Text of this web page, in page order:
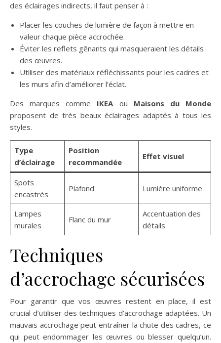
des éclairages indirects, il faut penser à :
Placer les couches de lumière de façon à mettre en
valeur chaque pièce accrochée.
Éviter les reflets gênants qui masqueraient les détails
des œuvres.
Utiliser des matériaux réfléchissants pour les cadres et
les murs afin d’améliorer l’éclat.
Des marques comme IKEAou Maisons du Monde
proposent de très beaux éclairages adaptés à tous les
styles.
Type
d’éclairage
Position
recommandée
Effet visuel
Spots
encastrés
Plafond Lumière uniforme
Lampes
murales
Flanc du mur
Accentuation des
détails
Techniques
d’accrochage sécurisées
Pour garantir que vos œuvres restent en place, il est
crucial d’utiliser des techniques d’accrochage adaptées. Un
mauvais accrochage peut entraîner la chute des cadres, ce
qui peut endommager les œuvres ou blesser quelqu’un.